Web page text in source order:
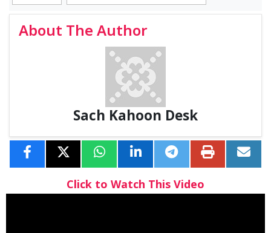
About The Author
Sach Kahoon Desk
Click to Watch This Video